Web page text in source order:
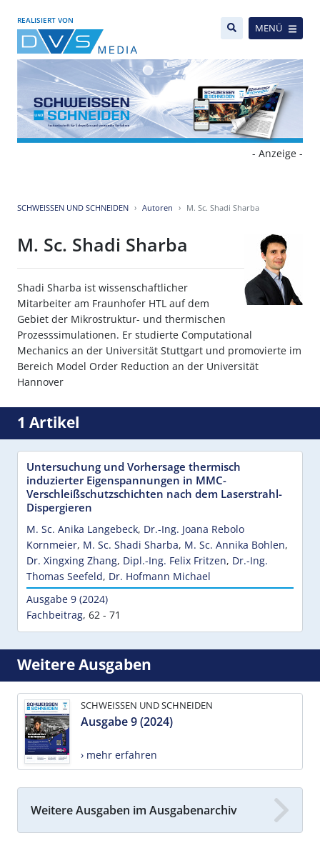
REALISIERT VON
MENÜ
- Anzeige -
SCHWEISSEN UND SCHNEIDEN Autoren M. Sc. Shadi Sharba
M. Sc. Shadi Sharba
Shadi Sharba ist wissenschaftlicher
Mitarbeiter am Fraunhofer HTL auf dem
Gebiet der Mikrostruktur- und thermischen
Prozesssimulationen. Er studierte Computational
Mechanics an der Universität Stuttgart und promovierte im
Bereich Model Order Reduction an der Universität
Hannover
1 Artikel
Untersuchung und Vorhersage thermisch
induzierter Eigenspannungen in MMC-
Verschleißschutzschichten nach dem Laserstrahl-
Dispergieren
M. Sc. Anika Langebeck, Dr.-Ing. Joana Rebolo
Kornmeier, M. Sc. Shadi Sharba, M. Sc. Annika Bohlen,
Dr. Xingxing Zhang, Dipl.-Ing. Felix Fritzen, Dr.-Ing.
Thomas Seefeld, Dr. Hofmann Michael
Ausgabe 9 (2024)
Fachbeitrag, 62 - 71
Weitere Ausgaben
SCHWEISSEN UND SCHNEIDEN
Ausgabe 9 (2024)
› mehr erfahren
Weitere Ausgaben im Ausgabenarchiv